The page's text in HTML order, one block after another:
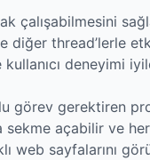
çalışabilmesini
diğer thread’lerle
deneyimi
görev gerektiren
sekme açabilir ve
web sayfalarını